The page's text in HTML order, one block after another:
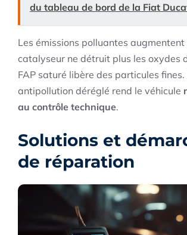
du tableau de bord de la Fiat
Les émissions polluantes augmentent
catalyseur ne détruit plus les oxydes
FAP saturé libère des particules
antipollution déréglé rend le véhicule
au contrôle technique.
Solutions et
de réparation